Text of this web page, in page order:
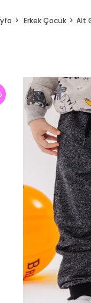
Erkek Çocuk Alt